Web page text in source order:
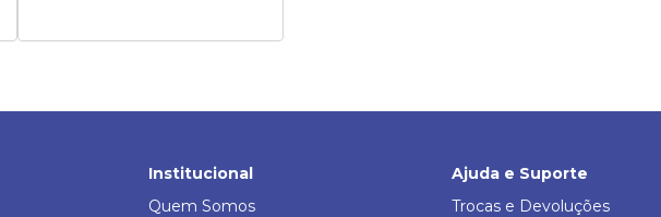
Institucional
Quem Somos
Ajuda e Suporte
Trocas e Devoluções